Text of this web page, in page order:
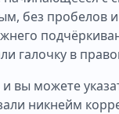
без пробелов
галочку в
вы можете
никнейм